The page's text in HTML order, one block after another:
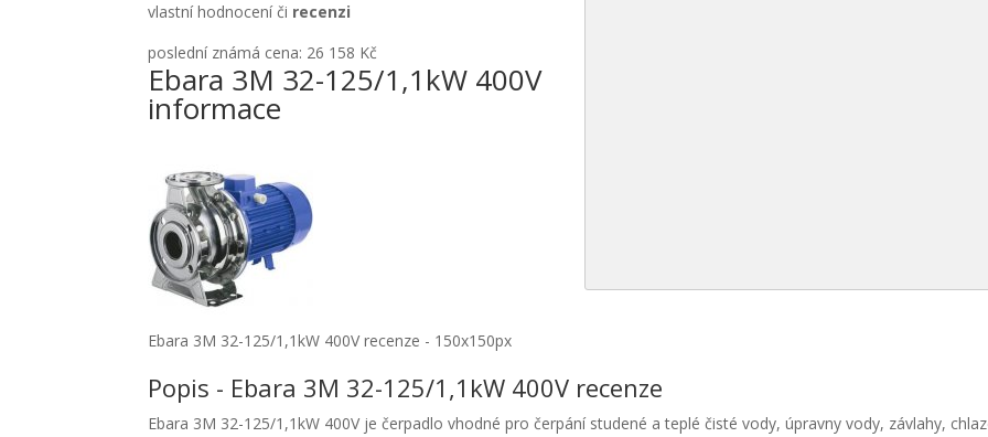
vlastní hodnocení či recenzi
poslední známá cena: 26 158 Kč
Ebara 3M 32-125/1,1kW 400V
informace
Ebara 3M 32-125/1,1kW 400V recenze - 150x150px
Popis - Ebara 3M 32-125/1,1kW 400V recenze
Ebara 3M 32-125/1,1kW 400V je čerpadlo vhodné pro čerpání studené a teplé čisté vody, úpravny vody, závlahy,